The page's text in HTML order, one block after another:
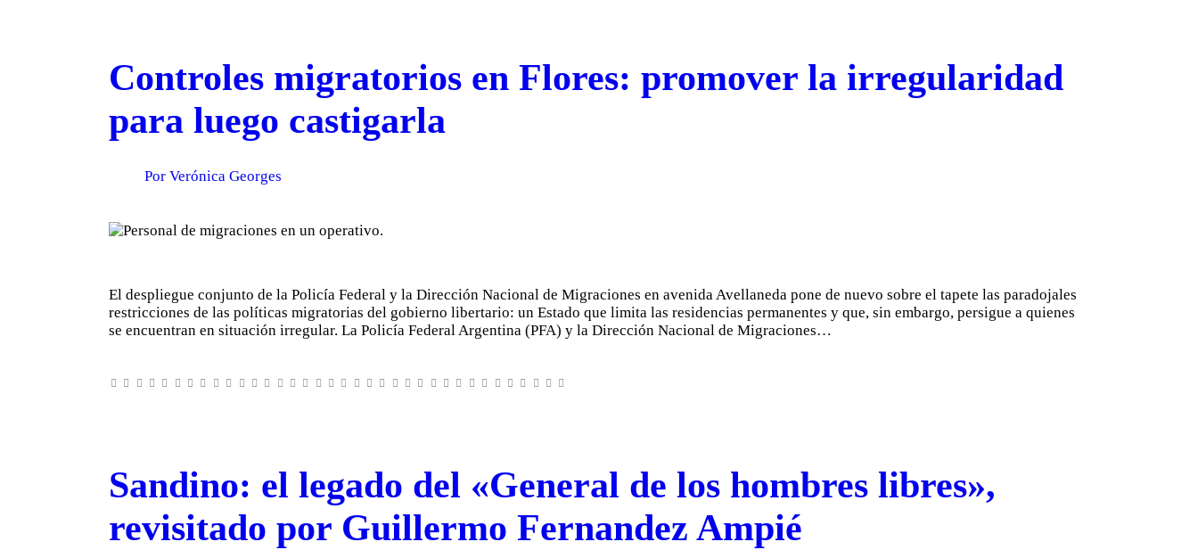
Controles migratorios en Flores: promover la irregularidad
para luego castigarla
Por Verónica Georges
El despliegue conjunto de la Policía Federal y la Dirección Nacional de Migraciones en avenida Avellaneda pone de nuevo sobre el tapete las paradojales
restricciones de las políticas migratorias del gobierno libertario: un Estado que limita las residencias permanentes y que, sin embargo, persigue a quienes
se encuentran en situación irregular. La Policía Federal Argentina (PFA) y la Dirección Nacional de Migraciones…
Sandino: el legado del «General de los hombres libres»,
revisitado por Guillermo Fernandez Ampié